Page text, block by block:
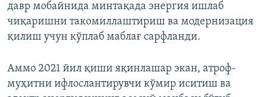
давр мобайнида минтақада энергия ишлаб
чиқаришни такомиллаштириш ва модернизация
қилиш учун кўплаб маблағ сарфланди.
Аммо 2021 йил қиши яқинлашар экан, атроф-
муҳитни ифлослантирувчи кўмир иситиш ва